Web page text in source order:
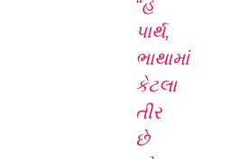
“હે
પાર્થ,
ભાથામાં
કેટલા
તીર
છે